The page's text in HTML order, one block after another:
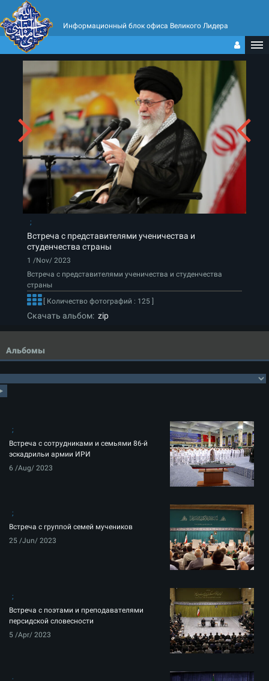
Информационный блок офиса Великого Лидера
Встреча с представителями ученичества и
студенчества страны
1 /Nov/ 2023
Встреча с представителями ученичества и студенчества
страны
[ Количество фотографий : 125 ]
Скачать альбом: zip
Альбомы
Встреча с сотрудниками и семьями 86-й
эскадрильи армии ИРИ
6 /Aug/ 2023
Встреча с группой семей мучеников
25 /Jun/ 2023
Встреча с поэтами и преподавателями
персидской словесности
5 /Apr/ 2023